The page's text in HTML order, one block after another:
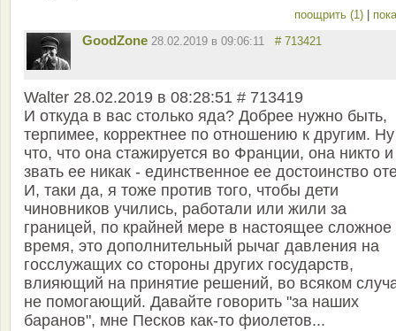
поощрить (1)
GoodZone 28.02.2019 в 09:06:11 # 713421
Walter 28.02.2019 в 08:28:51 # 713419
И откуда в вас столько яда? Добрее нужно быть,
терпимее, корректнее по отношению к другим.
что, что она стажируется во Франции, она никто и
звать ее никак - единственное ее достоинство
И, таки да, я тоже против того, чтобы дети
чиновников учились, работали или жили за
границей, по крайней мере в настоящее сложное
время, это дополнительный рычаг давления на
госслужащих со стороны других государств,
влияющий на принятие решений, во всяком
не помогающий. Давайте говорить "за наших
баранов", мне Песков как-то фиолетов...